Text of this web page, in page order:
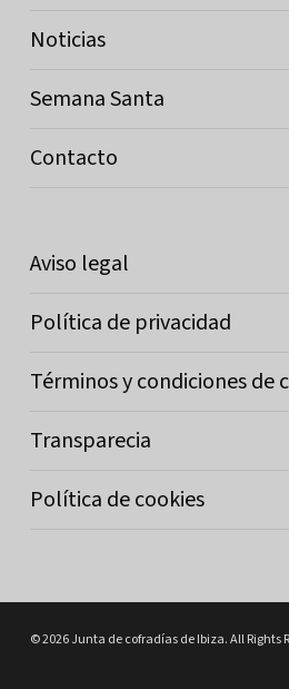
Noticias
Semana Santa
Contacto
Aviso legal
Política de privacidad
Términos y condiciones de
Transparecia
Política de cookies
© 2026 Junta de cofradías de Ibiza. All Rights